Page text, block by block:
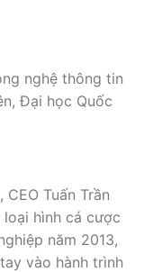
nghệ thông tin
Đại học Quốc
Tuấn Trần
hình cá cược
năm 2013,
vào hành trình